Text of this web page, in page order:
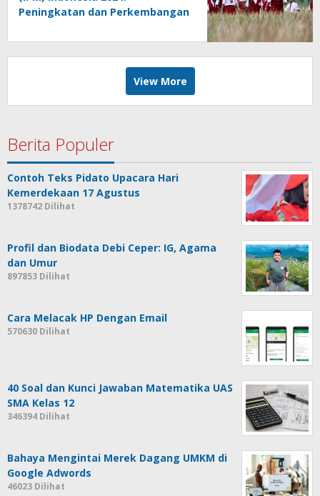
Peningkatan dan Perkembangan
View More
Berita Populer
Contoh Teks Pidato Upacara Hari
Kemerdekaan 17 Agustus
1378742 Dilihat
Profil dan Biodata Debi Ceper: IG, Agama
dan Umur
897853 Dilihat
Cara Melacak HP Dengan Email
570630 Dilihat
40 Soal dan Kunci Jawaban Matematika UAS
SMA Kelas 12
346394 Dilihat
Bahaya Mengintai Merek Dagang UMKM di
Google Adwords
46023 Dilihat